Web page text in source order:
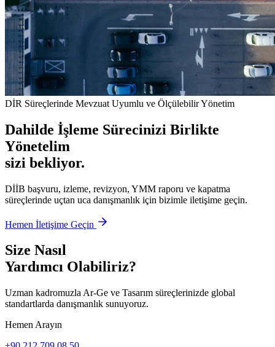
DİR Süreçlerinde Mevzuat Uyumlu ve Ölçülebilir Yönetim
Dahilde İşleme Sürecinizi Birlikte
Yönetelim
sizi bekliyor.
DİİB başvuru, izleme, revizyon, YMM raporu ve kapatma
süreçlerinde uçtan uca danışmanlık için bizimle iletişime geçin.
Hemen İletişime Geçin
Size Nasıl
Yardımcı Olabiliriz?
Uzman kadromuzla Ar-Ge ve Tasarım süreçlerinizde global
standartlarda danışmanlık sunuyoruz.
Hemen Arayın